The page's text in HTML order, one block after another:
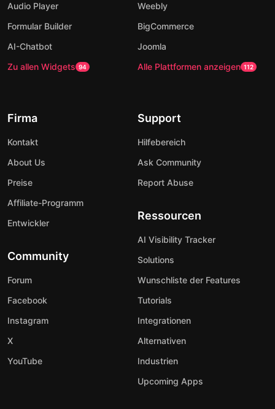
Audio Player
Formular Builder
AI-Chatbot
Zu allen Widgets 94
Weebly
BigCommerce
Joomla
Alle Plattformen anzeigen 112
Firma
Kontakt
About Us
Preise
Affiliate-Programm
Entwickler
Community
Forum
Facebook
Instagram
X
YouTube
Support
Hilfebereich
Ask Community
Report Abuse
Ressourcen
AI Visibility Tracker
Solutions
Wunschliste der Features
Tutorials
Integrationen
Alternativen
Industrien
Upcoming Apps